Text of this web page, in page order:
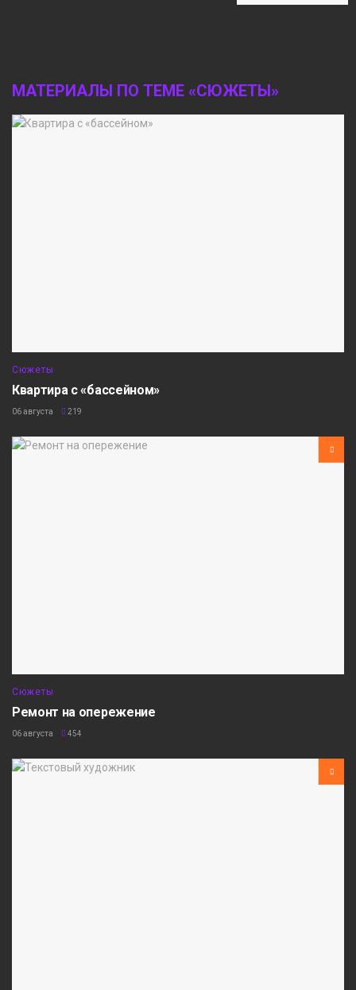
МАТЕРИАЛЫ ПО ТЕМЕ «СЮЖЕТЫ»
Сюжеты
Квартира с «бассейном»
06 августа 219
Сюжеты
Ремонт на опережение
06 августа 454